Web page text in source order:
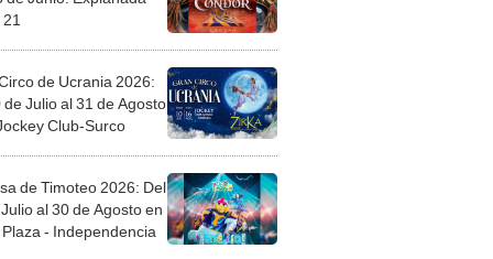
de Ucrania 2026:
Julio al 31 de Agosto
Club-Surco
de Timoteo 2026: Del
al 30 de Agosto en
- Independencia